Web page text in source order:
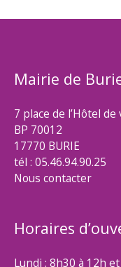
Mairie de
7 place de l’Hôtel de
BP 70012
17770 BURIE
tél : 05.46.94.90.25
Nous contacter
Horaires
Lundi : 8h30 à 12h